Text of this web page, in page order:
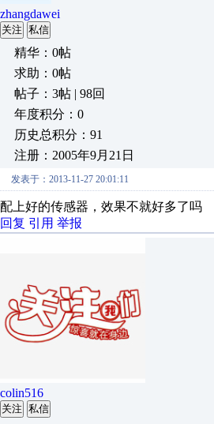
zhangdawei
关注 私信
精华：0帖
求助：0帖
帖子：3帖 | 98回
年度积分：0
历史总积分：91
注册：2005年9月21日
发表于：2013-11-27 20:01:11
配上好的传感器，效果不就好多了吗
回复 引用 举报
colin516
关注 私信